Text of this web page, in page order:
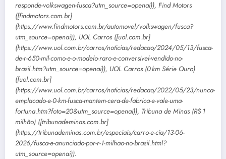
responde-volkswagen-fusca?utm_source=openai)), Find Motors
([findmotors.com.br]
(https://www.findmotors.com.br/automovel/volkswagen/fusca?
utm_source=openai)), UOL Carros ([uol.com.br]
(https://www.uol.com.br/carros/noticias/redacao/2024/05/13/fusca-
de-r-650-mil-como-e-o-modelo-raro-e-conversivel-vendido-no-
brasil.htm?utm_source=openai)), UOL Carros (0 km Série Ouro)
([uol.com.br]
(https://www.uol.com.br/carros/noticias/redacao/2022/05/23/nunca-
emplacado-e-0-km-fusca-mantem-cera-de-fabrica-e-vale-uma-
fortuna.htm?foto=20&utm_source=openai)), Tribuna de Minas (R$ 1
milhão) ([tribunademinas.com.br]
(https://tribunademinas.com.br/especiais/carro-e-cia/13-06-
2026/fusca-e-anunciado-por-r-1-milhao-no-brasil.html?
utm_source=openai)).